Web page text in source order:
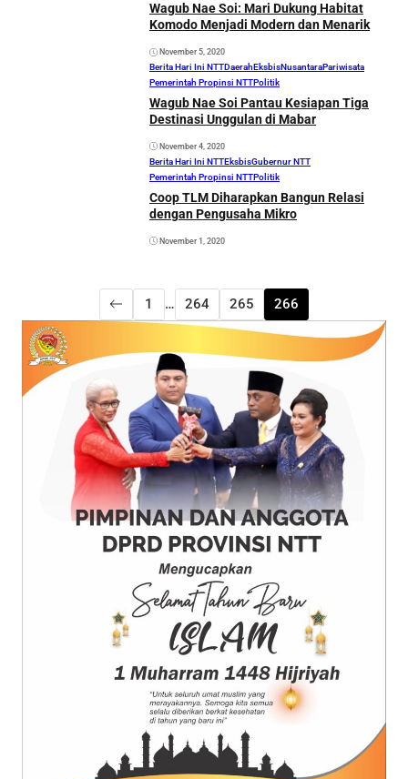
Wagub Nae Soi: Mari Dukung Habitat
Komodo Menjadi Modern dan Menarik
November 5, 2020
Berita Hari Ini NTTDaerah EksbisNusantaraPariwisata
Pemerintah Propinsi NTTPolitik
Wagub Nae Soi Pantau Kesiapan Tiga
Destinasi Unggulan di Mabar
November 4, 2020
Berita Hari Ini NTTEksbisGubernur NTT
Pemerintah Propinsi NTTPolitik
Coop TLM Diharapkan Bangun Relasi
dengan Pengusaha Mikro
November 1, 2020
1 … 264 265 266